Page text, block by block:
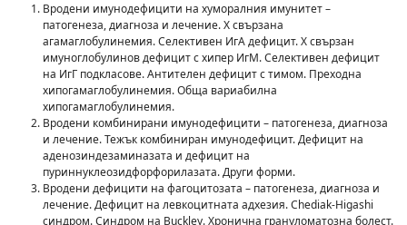
Вродени имунодефицити на хуморалния имунитет –
патогенеза, диагноза и лечение. Х свързана
агамаглобулинемия. Селективен ИгА дефицит. Х свързан
имуноглобулинов дефицит с хипер ИгМ. Селективен дефицит
на ИгГ подкласове. Антителен дефицит с тимом. Преходна
хипогамаглобулинемия. Обща вариабилна
хипогамаглобулинемия.
Вродени комбинирани имунодефицити – патогенеза, диагноза
и лечение. Тежък комбиниран имунодефицит. Дефицит на
аденозиндезаминазата и дефицит на
пуриннуклеозидфорфорилазата. Други форми.
Вродени дефицити на фагоцитозата – патогенеза, диагноза и
лечение. Дефицит на левкоцитната адхезия. Chediak-Higashi
синдром. Синдром на Buckley. Хронична грануломатозна болест.